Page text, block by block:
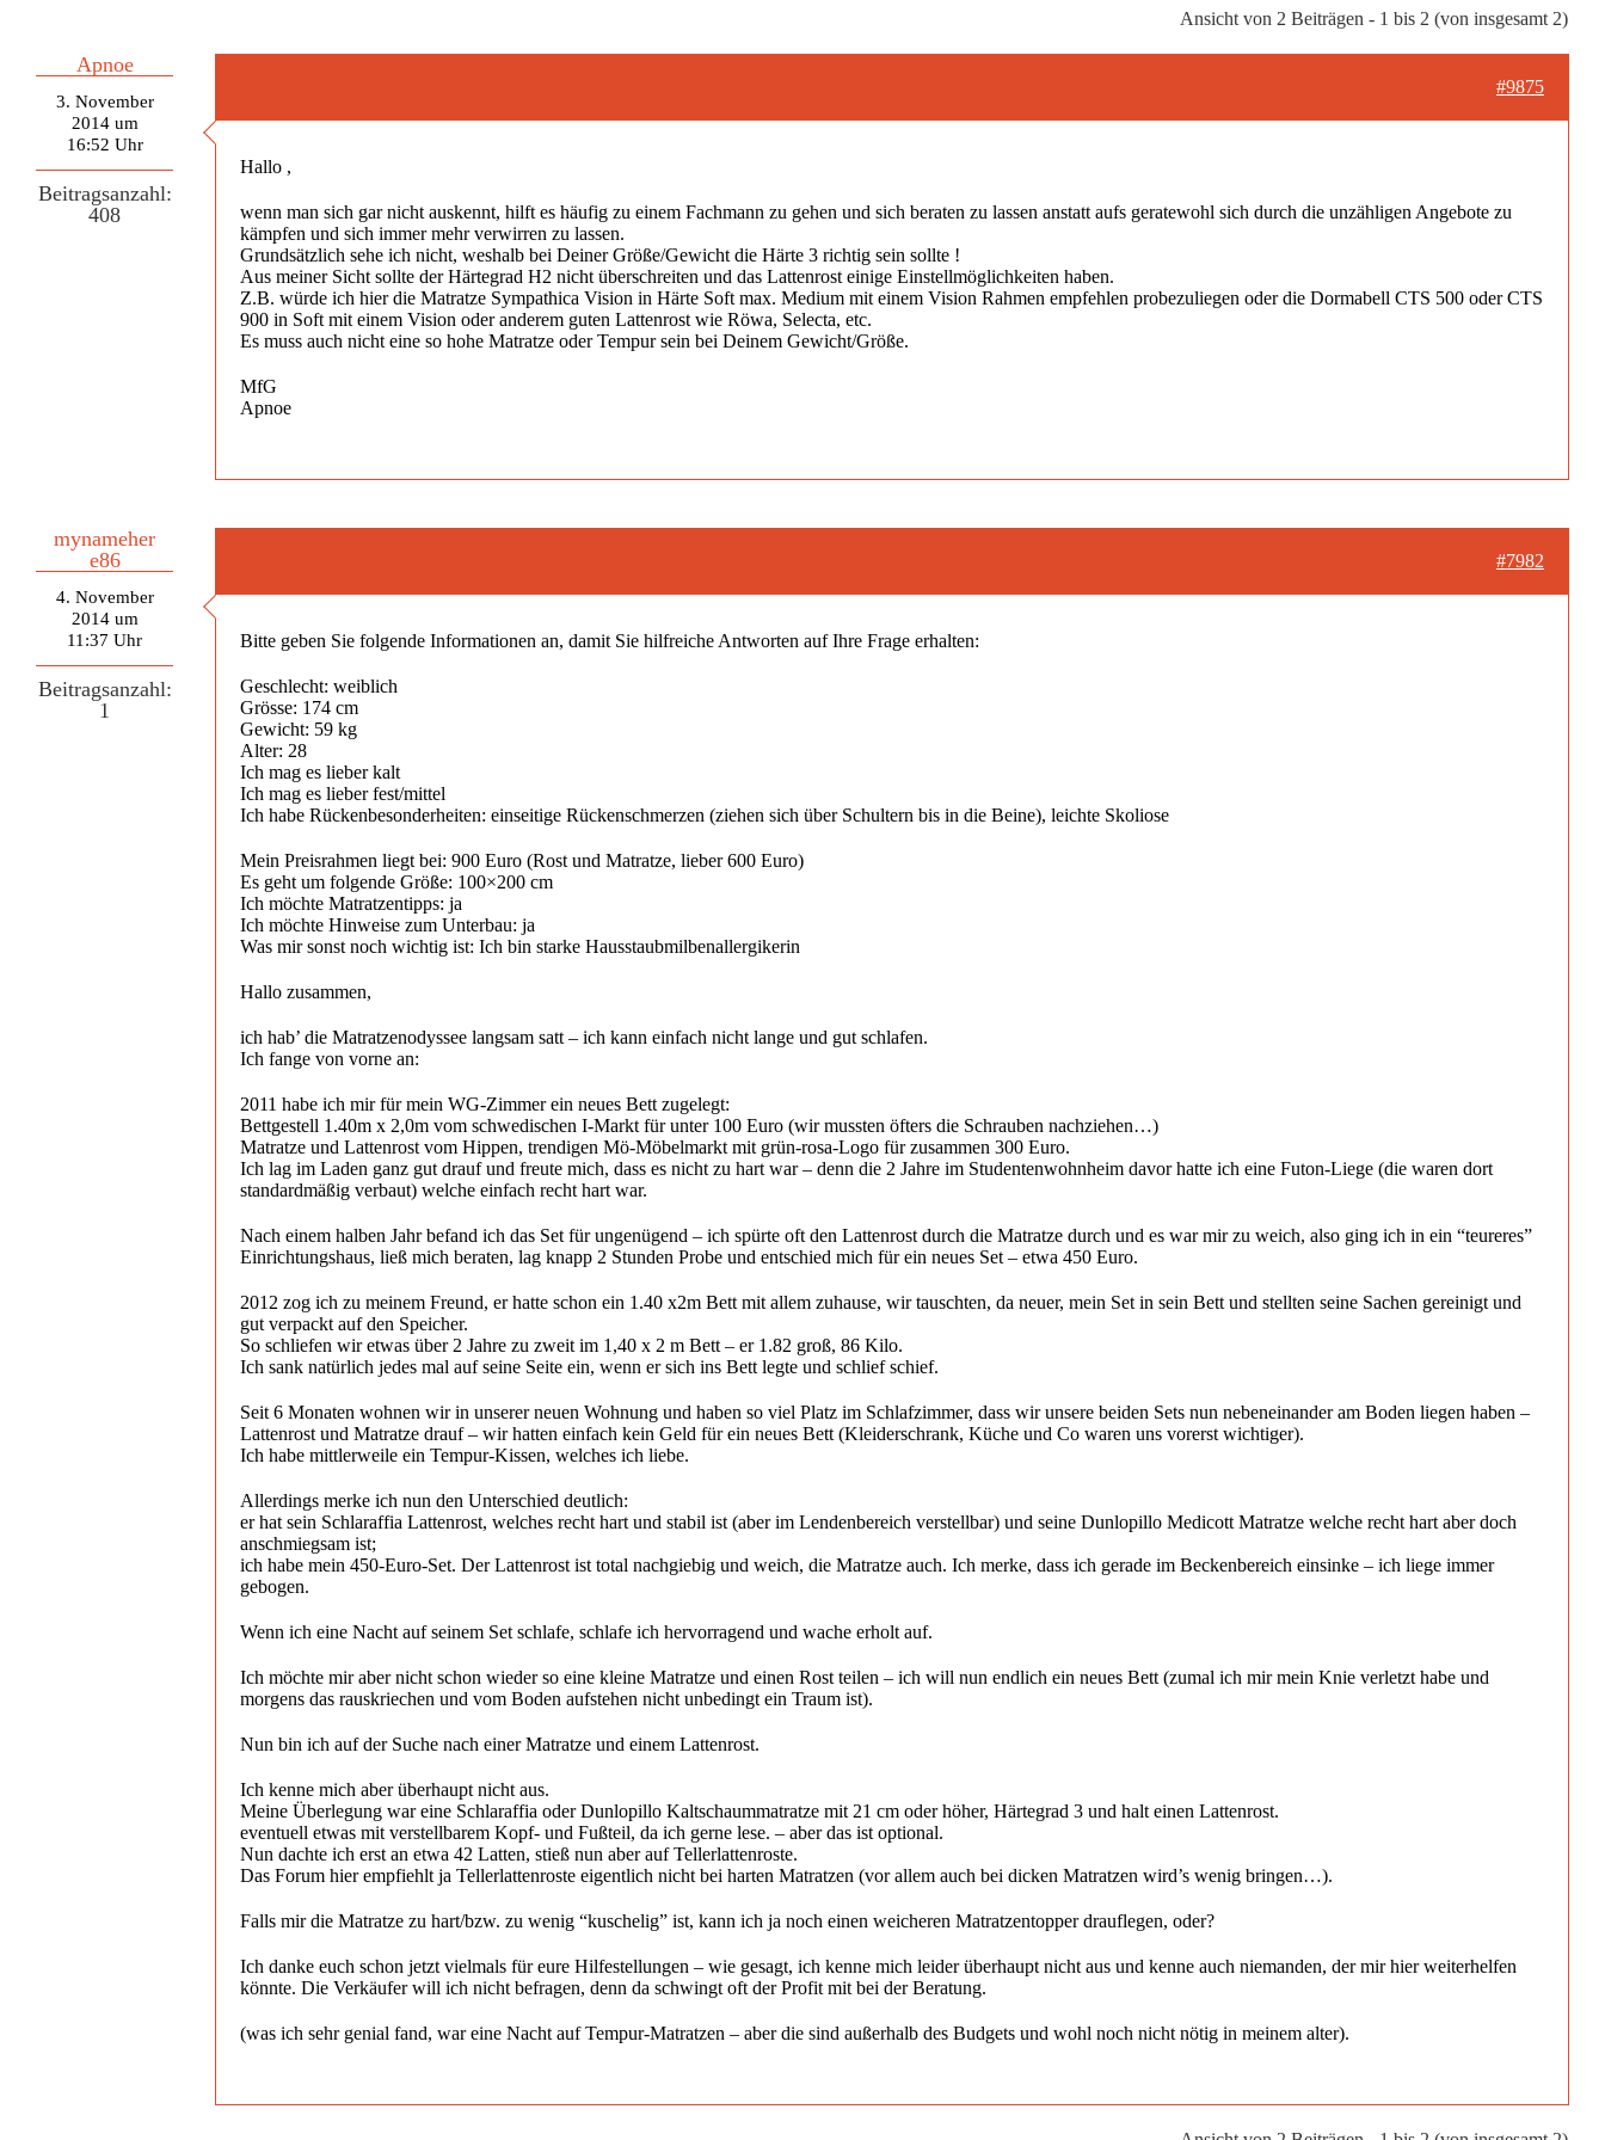
Ansicht von 2 Beiträgen - 1 bis 2 (von insgesamt 2)
Apnoe
3. November
2014 um
16:52 Uhr
Beitragsanzahl:
408
#9875
Hallo ,
wenn man sich gar nicht auskennt, hilft es häufig zu einem Fachmann zu gehen und sich beraten zu lassen anstatt aufs geratewohl sich durch die unzähligen Angebote zu
kämpfen und sich immer mehr verwirren zu lassen.
Grundsätzlich sehe ich nicht, weshalb bei Deiner Größe/Gewicht die Härte 3 richtig sein sollte !
Aus meiner Sicht sollte der Härtegrad H2 nicht überschreiten und das Lattenrost einige Einstellmöglichkeiten haben.
Z.B. würde ich hier die Matratze Sympathica Vision in Härte Soft max. Medium mit einem Vision Rahmen empfehlen probezuliegen oder die Dormabell CTS 500 oder CTS
900 in Soft mit einem Vision oder anderem guten Lattenrost wie Röwa, Selecta, etc.
Es muss auch nicht eine so hohe Matratze oder Tempur sein bei Deinem Gewicht/Größe.
MfG
Apnoe
mynameher
e86
4. November
2014 um
11:37 Uhr
Beitragsanzahl:
1
#7982
Bitte geben Sie folgende Informationen an, damit Sie hilfreiche Antworten auf Ihre Frage erhalten:
Geschlecht: weiblich
Grösse: 174 cm
Gewicht: 59 kg
Alter: 28
Ich mag es lieber kalt
Ich mag es lieber fest/mittel
Ich habe Rückenbesonderheiten: einseitige Rückenschmerzen (ziehen sich über Schultern bis in die Beine), leichte Skoliose
Mein Preisrahmen liegt bei: 900 Euro (Rost und Matratze, lieber 600 Euro)
Es geht um folgende Größe: 100×200 cm
Ich möchte Matratzentipps: ja
Ich möchte Hinweise zum Unterbau: ja
Was mir sonst noch wichtig ist: Ich bin starke Hausstaubmilbenallergikerin
Hallo zusammen,
ich hab’ die Matratzenodyssee langsam satt – ich kann einfach nicht lange und gut schlafen.
Ich fange von vorne an:
2011 habe ich mir für mein WG-Zimmer ein neues Bett zugelegt:
Bettgestell 1.40m x 2,0m vom schwedischen I-Markt für unter 100 Euro (wir mussten öfters die Schrauben nachziehen…)
Matratze und Lattenrost vom Hippen, trendigen Mö-Möbelmarkt mit grün-rosa-Logo für zusammen 300 Euro.
Ich lag im Laden ganz gut drauf und freute mich, dass es nicht zu hart war – denn die 2 Jahre im Studentenwohnheim davor hatte ich eine Futon-Liege (die waren dort
standardmäßig verbaut) welche einfach recht hart war.
Nach einem halben Jahr befand ich das Set für ungenügend – ich spürte oft den Lattenrost durch die Matratze durch und es war mir zu weich, also ging ich in ein “teureres”
Einrichtungshaus, ließ mich beraten, lag knapp 2 Stunden Probe und entschied mich für ein neues Set – etwa 450 Euro.
2012 zog ich zu meinem Freund, er hatte schon ein 1.40 x2m Bett mit allem zuhause, wir tauschten, da neuer, mein Set in sein Bett und stellten seine Sachen gereinigt und
gut verpackt auf den Speicher.
So schliefen wir etwas über 2 Jahre zu zweit im 1,40 x 2 m Bett – er 1.82 groß, 86 Kilo.
Ich sank natürlich jedes mal auf seine Seite ein, wenn er sich ins Bett legte und schlief schief.
Seit 6 Monaten wohnen wir in unserer neuen Wohnung und haben so viel Platz im Schlafzimmer, dass wir unsere beiden Sets nun nebeneinander am Boden liegen haben –
Lattenrost und Matratze drauf – wir hatten einfach kein Geld für ein neues Bett (Kleiderschrank, Küche und Co waren uns vorerst wichtiger).
Ich habe mittlerweile ein Tempur-Kissen, welches ich liebe.
Allerdings merke ich nun den Unterschied deutlich:
er hat sein Schlaraffia Lattenrost, welches recht hart und stabil ist (aber im Lendenbereich verstellbar) und seine Dunlopillo Medicott Matratze welche recht hart aber doch
anschmiegsam ist;
ich habe mein 450-Euro-Set. Der Lattenrost ist total nachgiebig und weich, die Matratze auch. Ich merke, dass ich gerade im Beckenbereich einsinke – ich liege immer
gebogen.
Wenn ich eine Nacht auf seinem Set schlafe, schlafe ich hervorragend und wache erholt auf.
Ich möchte mir aber nicht schon wieder so eine kleine Matratze und einen Rost teilen – ich will nun endlich ein neues Bett (zumal ich mir mein Knie verletzt habe und
morgens das rauskriechen und vom Boden aufstehen nicht unbedingt ein Traum ist).
Nun bin ich auf der Suche nach einer Matratze und einem Lattenrost.
Ich kenne mich aber überhaupt nicht aus.
Meine Überlegung war eine Schlaraffia oder Dunlopillo Kaltschaummatratze mit 21 cm oder höher, Härtegrad 3 und halt einen Lattenrost.
eventuell etwas mit verstellbarem Kopf- und Fußteil, da ich gerne lese. – aber das ist optional.
Nun dachte ich erst an etwa 42 Latten, stieß nun aber auf Tellerlattenroste.
Das Forum hier empfiehlt ja Tellerlattenroste eigentlich nicht bei harten Matratzen (vor allem auch bei dicken Matratzen wird’s wenig bringen…).
Falls mir die Matratze zu hart/bzw. zu wenig “kuschelig” ist, kann ich ja noch einen weicheren Matratzentopper drauflegen, oder?
Ich danke euch schon jetzt vielmals für eure Hilfestellungen – wie gesagt, ich kenne mich leider überhaupt nicht aus und kenne auch niemanden, der mir hier weiterhelfen
könnte. Die Verkäufer will ich nicht befragen, denn da schwingt oft der Profit mit bei der Beratung.
(was ich sehr genial fand, war eine Nacht auf Tempur-Matratzen – aber die sind außerhalb des Budgets und wohl noch nicht nötig in meinem alter).